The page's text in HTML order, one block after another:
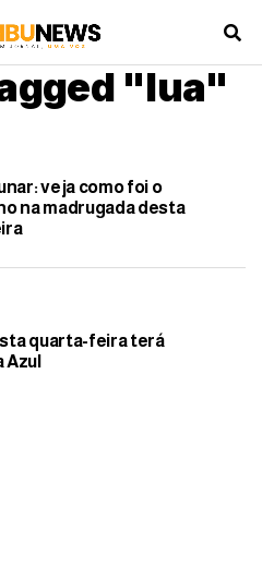
"lua"
veja como foi o
na madrugada desta
quarta-feira terá
Azul